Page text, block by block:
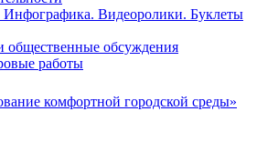
Инфографика. Видеоролики. Буклеты
обсуждения
работы
комфортной городской среды»